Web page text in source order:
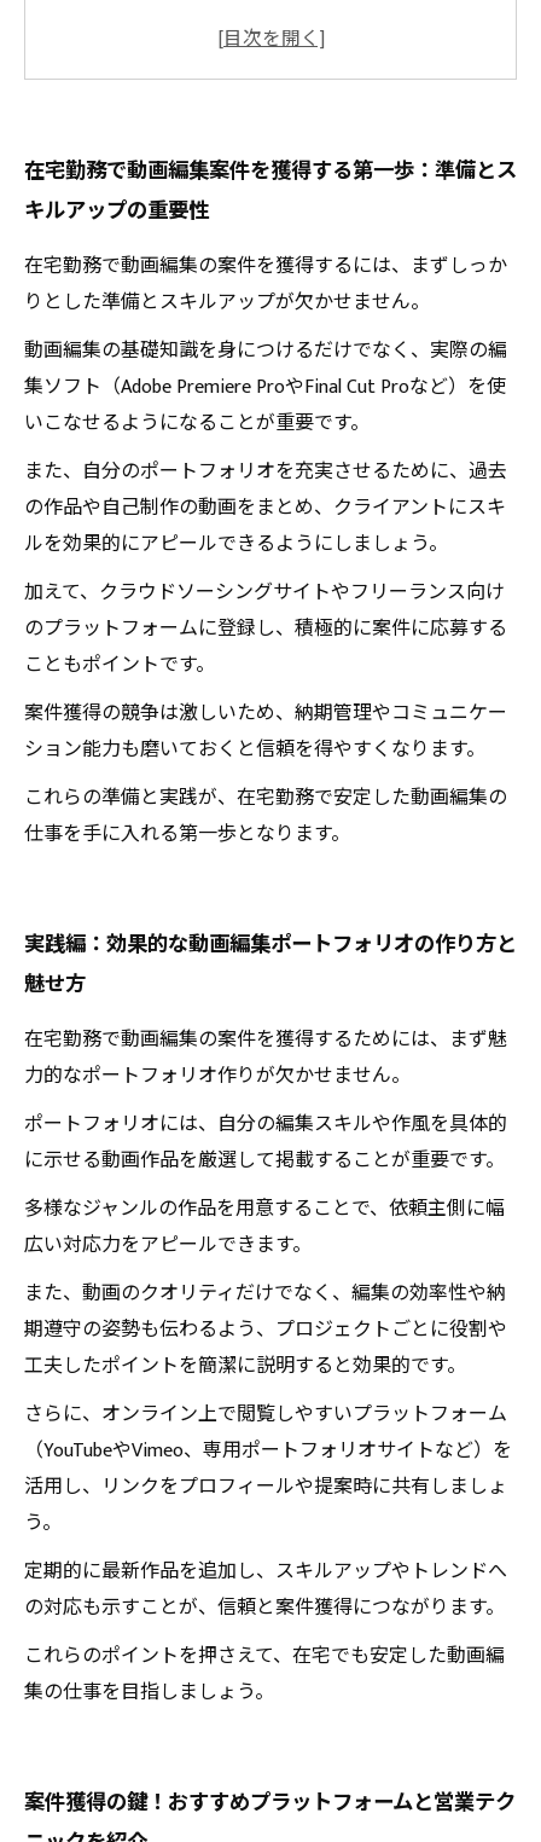
案件獲得の鍵！おすすめプラットフォームと営
で信頼を築く方法〜
成功体験談：在宅動画編集で安定収入を得るま
での道のり
初心者歓迎！今から始める動画編集在宅仕事の
動画編集の未来を見据える：在宅勤務で自由な
キャリアを築く秘訣
在宅勤務で動画編集案件を獲得する第一歩：準備とス
キルアップの重要性
在宅勤務で動画編集の案件を獲得するには、まずしっか
りとした準備とスキルアップが欠かせません。
動画編集の基礎知識を身につけるだけでなく、実際の編
集ソフト（Adobe Premiere ProやFinal Cut Proなど）を使
いこなせるようになることが重要です。
また、自分のポートフォリオを充実させるために、過去
の作品や自己制作の動画をまとめ、クライアントにスキ
ルを効果的にアピールできるようにしましょう。
加えて、クラウドソーシングサイトやフリーランス向け
のプラットフォームに登録し、積極的に案件に応募する
こともポイントです。
案件獲得の競争は激しいため、納期管理やコミュニケー
ション能力も磨いておくと信頼を得やすくなります。
これらの準備と実践が、在宅勤務で安定した動画編集の
仕事を手に入れる第一歩となります。
実践編：効果的な動画編集ポートフォリオの作り方と
魅せ方
在宅勤務で動画編集の案件を獲得するためには、まず魅
力的なポートフォリオ作りが欠かせません。
ポートフォリオには、自分の編集スキルや作風を具体的
に示せる動画作品を厳選して掲載することが重要です。
多様なジャンルの作品を用意することで、依頼主側に幅
広い対応力をアピールできます。
また、動画のクオリティだけでなく、編集の効率性や納
期遵守の姿勢も伝わるよう、プロジェクトごとに役割や
工夫したポイントを簡潔に説明すると効果的です。
さらに、オンライン上で閲覧しやすいプラットフォーム
（YouTubeやVimeo、専用ポートフォリオサイトなど）を
活用し、リンクをプロフィールや提案時に共有しましょ
う。
定期的に最新作品を追加し、スキルアップやトレンドへ
の対応も示すことが、信頼と案件獲得につながります。
これらのポイントを押さえて、在宅でも安定した動画編
集の仕事を目指しましょう。
案件獲得の鍵！おすすめプラットフォームと営業テク